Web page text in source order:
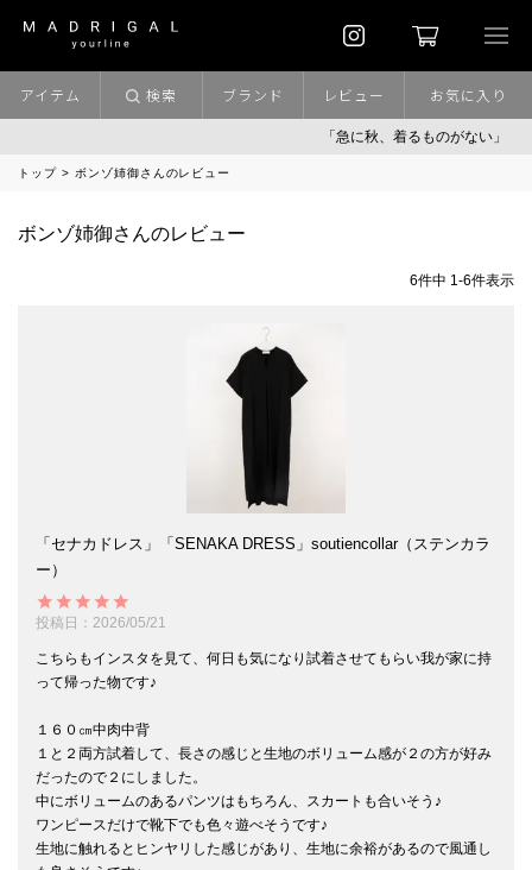
「急に秋、着るものがない」
アイテム 検索 ブランド レビュー お気に入り
トップ ボンゾ姉御さんのレビュー
ボンゾ姉御さんのレビュー
6件中 1-6件表示
「セナカドレス」「SENAKA DRESS」soutiencollar（ステンカラ
ー）
投稿日 2026/05/21
こちらもインスタを見て、何日も気になり試着させてもらい我が家に持
って帰った物です♪
１６０㎝中肉中背
１と２両方試着して、長さの感じと生地のボリューム感が２の方が好み
だったので２にしました。
中にボリュームのあるパンツはもちろん、スカートも合いそう♪
ワンピースだけで靴下でも色々遊べそうです♪
生地に触れるとヒンヤリした感じがあり、生地に余裕があるので風通し